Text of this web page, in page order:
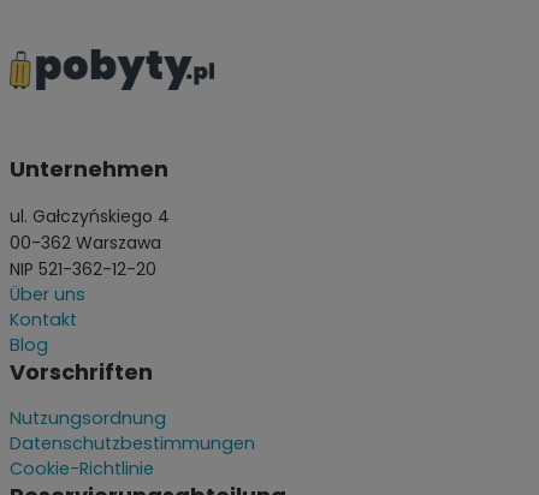
Unternehmen
ul. Gałczyńskiego 4
00-362 Warszawa
NIP 521-362-12-20
Über uns
Kontakt
Blog
Vorschriften
Nutzungsordnung
Datenschutzbestimmungen
Cookie-Richtlinie